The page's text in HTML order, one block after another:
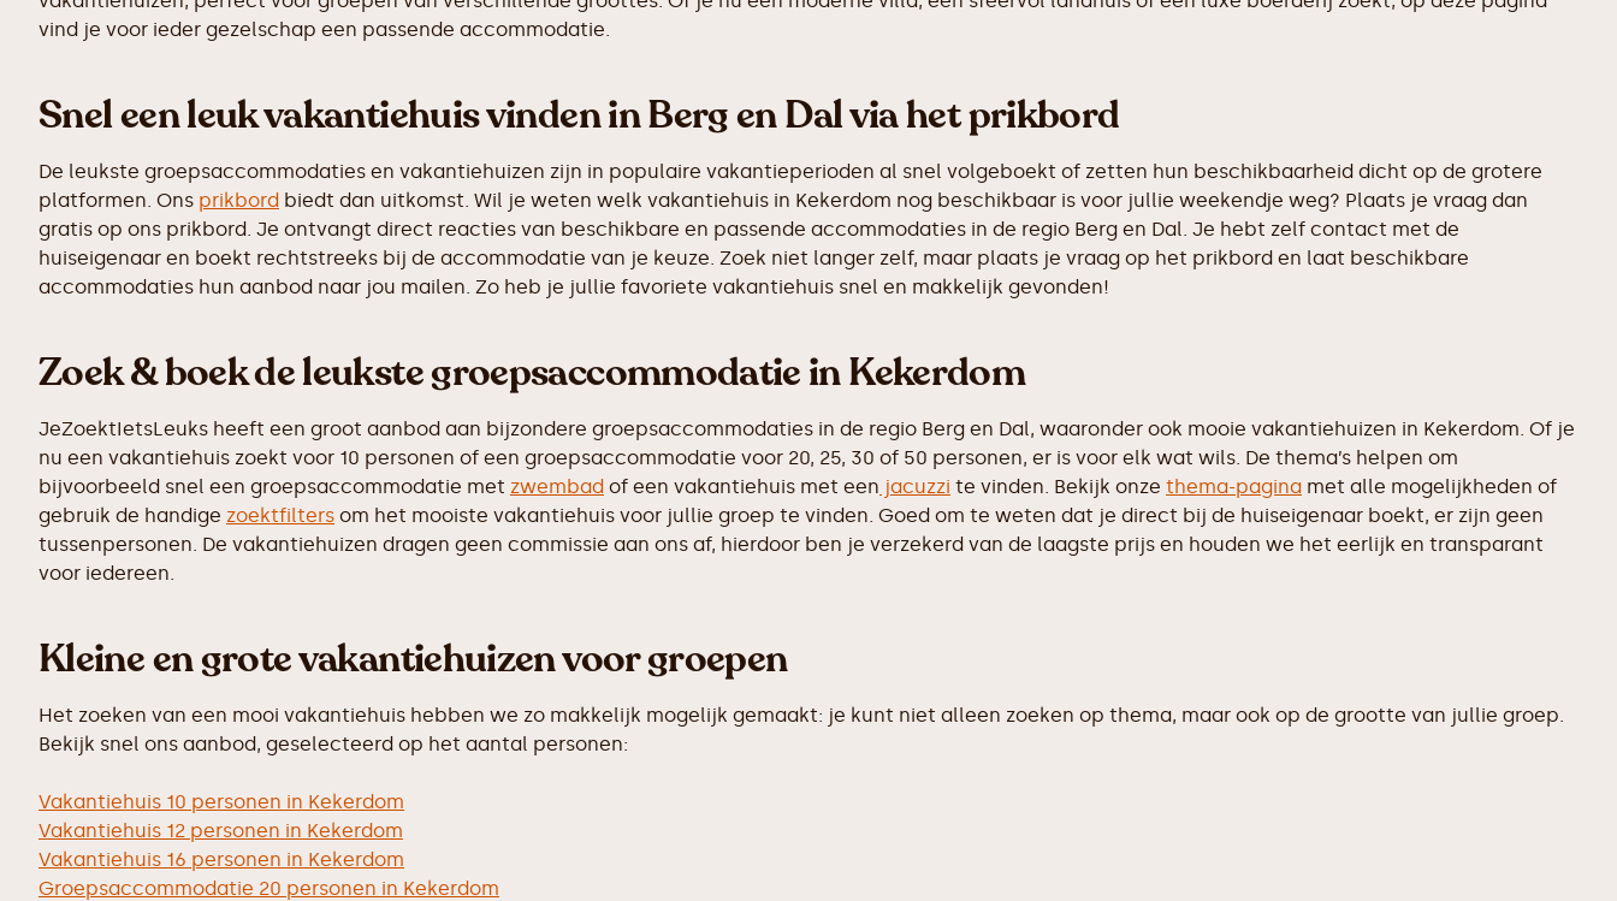
vind je voor ieder gezelschap een passende accommodatie.
Snel een leuk vakantiehuis vinden in Berg en Dal via het prikbord
De leukste groepsaccommodaties en vakantiehuizen zijn in populaire vakantieperioden al snel volgeboekt of zetten hun beschikbaarheid dicht op de grotere
platformen. Ons prikbord biedt dan uitkomst. Wil je weten welk vakantiehuis in Kekerdom nog beschikbaar is voor jullie weekendje weg? Plaats je vraag dan
gratis op ons prikbord. Je ontvangt direct reacties van beschikbare en passende accommodaties in de regio Berg en Dal. Je hebt zelf contact met de
huiseigenaar en boekt rechtstreeks bij de accommodatie van je keuze. Zoek niet langer zelf, maar plaats je vraag op het prikbord en laat beschikbare
accommodaties hun aanbod naar jou mailen. Zo heb je jullie favoriete vakantiehuis snel en makkelijk gevonden!
Zoek & boek de leukste groepsaccommodatie in Kekerdom
JeZoektIetsLeuks heeft een groot aanbod aan bijzondere groepsaccommodaties in de regio Berg en Dal, waaronder ook mooie vakantiehuizen in Kekerdom. Of je
nu een vakantiehuis zoekt voor 10 personen of een groepsaccommodatie voor 20, 25, 30 of 50 personen, er is voor elk wat wils. De thema’s helpen om
bijvoorbeeld snel een groepsaccommodatie met zwembad of een vakantiehuis met een jacuzzi te vinden. Bekijk onze thema-pagina met alle mogelijkheden of
gebruik de handige zoektfilters om het mooiste vakantiehuis voor jullie groep te vinden. Goed om te weten dat je direct bij de huiseigenaar boekt, er zijn geen
tussenpersonen. De vakantiehuizen dragen geen commissie aan ons af, hierdoor ben je verzekerd van de laagste prijs en houden we het eerlijk en transparant
voor iedereen.
Kleine en grote vakantiehuizen voor groepen
Het zoeken van een mooi vakantiehuis hebben we zo makkelijk mogelijk gemaakt: je kunt niet alleen zoeken op thema, maar ook op de grootte van jullie groep.
Bekijk snel ons aanbod, geselecteerd op het aantal personen:
Vakantiehuis 10 personen in Kekerdom
Vakantiehuis 12 personen in Kekerdom
Vakantiehuis 16 personen in Kekerdom
Groepsaccommodatie 20 personen in Kekerdom